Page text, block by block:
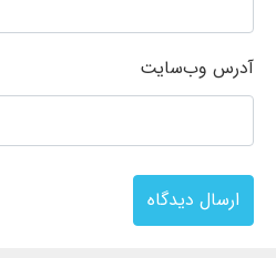
آدرس وب‌سایت
ارسال دیدگاه